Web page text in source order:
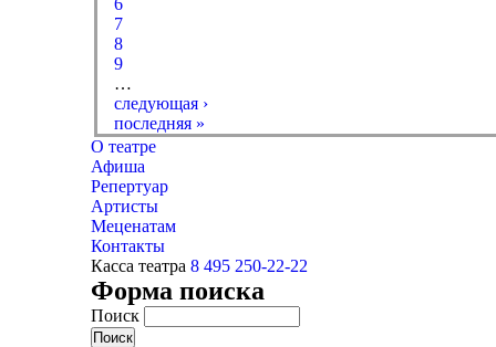
6
7
8
9
…
следующая ›
последняя »
О театре
Афиша
Репертуар
Артисты
Меценатам
Контакты
Касса театра 8 495 250-22-22
Форма поиска
Поиск